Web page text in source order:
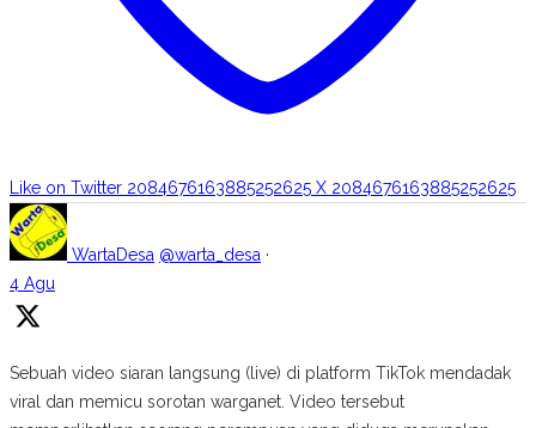
Like on Twitter 2084676163885252625 X 2084676163885252625
WartaDesa @warta_desa ·
4 Agu
Sebuah video siaran langsung (live) di platform TikTok mendadak
viral dan memicu sorotan warganet. Video tersebut